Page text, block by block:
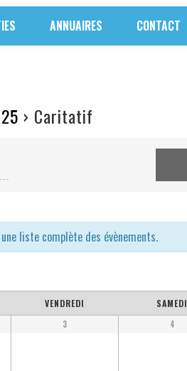
ANNUAIRES CONTACT
› Caritatif
liste complète des évènements.
VENDREDI SAMEDI
3 4